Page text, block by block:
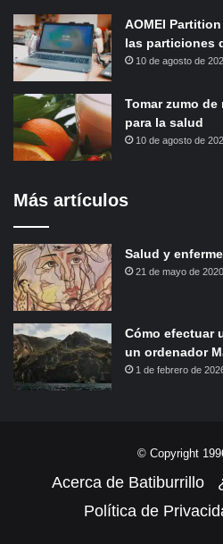
AOMEI
las particiones
10 de agosto de
Tomar zumo
para la salud
10 de agosto de
Más artículos
Salud y
21 de mayo de 2020
Cómo efectuar
un ordenador
1 de febrero de
© Copyright
Acerca de Batiburrillo
Política de